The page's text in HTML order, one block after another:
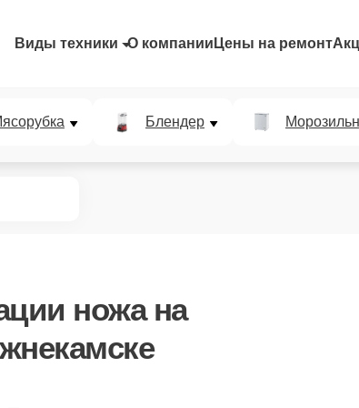
Виды техники О компании Цены на ремонт
Блендер
ножана